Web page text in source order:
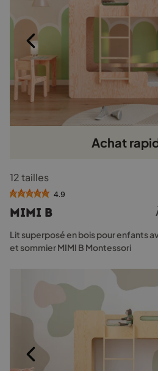
du
produit
Achat
produit
a
variations.
Les
options
page
produit
12 tailles
4.9
MIMI B
Lit superposé en bois pour enfants
et sommier MIMI B Montessori